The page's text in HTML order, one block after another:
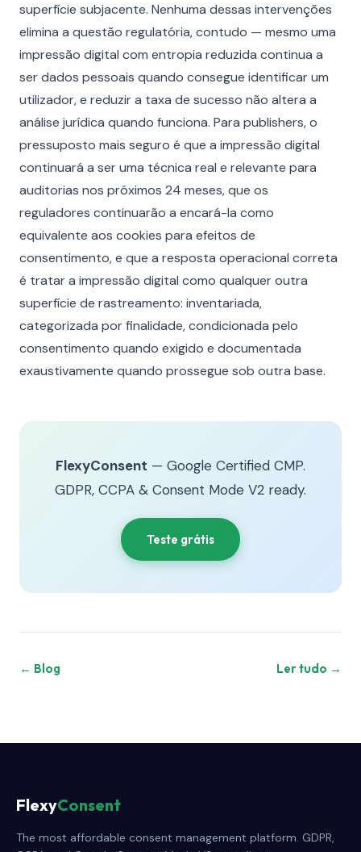
superfície subjacente. Nenhuma dessas intervenções
elimina a questão regulatória, contudo — mesmo uma
impressão digital com entropia reduzida continua a
ser dados pessoais quando consegue identificar um
utilizador, e reduzir a taxa de sucesso não altera a
análise jurídica quando funciona. Para publishers, o
pressuposto mais seguro é que a impressão digital
continuará a ser uma técnica real e relevante para
auditorias nos próximos 24 meses, que os
reguladores continuarão a encará-la como
equivalente aos cookies para efeitos de
consentimento, e que a resposta operacional correta
é tratar a impressão digital como qualquer outra
superfície de rastreamento: inventariada,
categorizada por finalidade, condicionada pelo
consentimento quando exigido e documentada
exaustivamente quando prossegue sob outra base.
FlexyConsent — Google Certified CMP.
GDPR, CCPA & Consent Mode V2 ready.
Teste grátis
← Blog Ler tudo →
FlexyConsent
The most affordable consent management platform. GDPR,